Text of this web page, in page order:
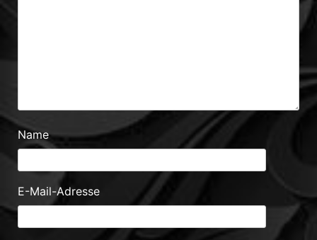
Name
E-Mail-Adresse